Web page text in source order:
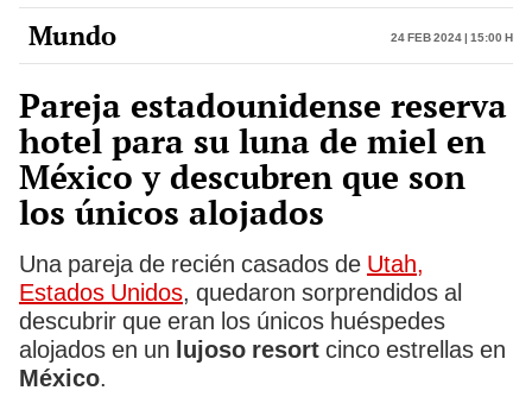
Mundo 24 Feb 2024 | 15:00 h
Pareja estadounidense reserva
hotel para su luna de miel en
México y descubren que son
los únicos alojados
Una pareja de recién casados de Utah,
Estados Unidos, quedaron sorprendidos al
descubrir que eran los únicos huéspedes
alojados en un lujoso resort cinco estrellas en
México.